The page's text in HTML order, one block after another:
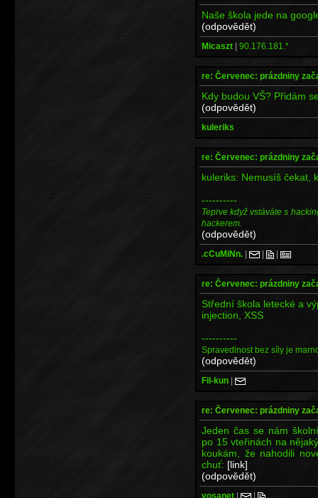
Naše škola jede na
(odpovědět)
Micaszt | 90.176.181.*
re: Červenec: prázdniny
Kdy budou VŠ? Přidám
(odpovědět)
kuleriks
re: Červenec: prázdniny
kuleriks: Nemusíš čekat,
----------
Teprve když vstáváte s
hackerem.
(odpovědět)
.cCuMiNn. | | |
re: Červenec: prázdniny
Střední škola letecké a
injection, XSS
----------
Spravedlnost bez síly je
(odpovědět)
Fil-kun |
re: Červenec: prázdniny
Jeden čas se nám
po 15 vteřinách na
koukám, že nahodili
chuť: [link]
(odpovědět)
vosanet | |